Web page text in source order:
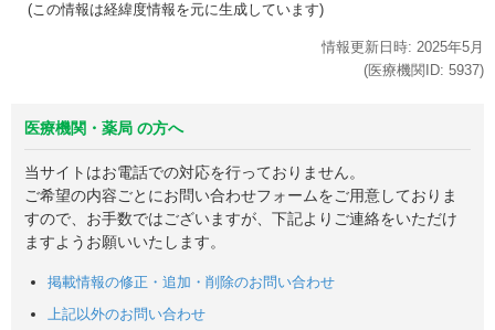
(この情報は経緯度情報を元に生成しています)
情報更新日時: 2025年5月
(医療機関ID: 5937)
医療機関・薬局 の方へ
当サイトはお電話での対応を行っておりません。
ご希望の内容ごとにお問い合わせフォームをご用意しておりま
すので、お手数ではございますが、下記よりご連絡をいただけ
ますようお願いいたします。
掲載情報の修正・追加・削除のお問い合わせ
上記以外のお問い合わせ